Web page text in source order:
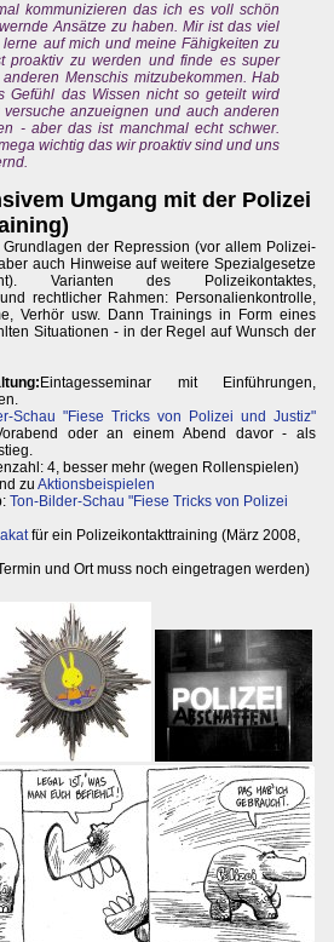
kommunizieren das ich es voll schön
Ansätze zu haben. Mir ist das viel
auf mich und meine Fähigkeiten zu
proaktiv zu werden und finde es super
Menschis mitzubekommen. Hab
Gefühl das Wissen nicht so geteilt wird
anzueignen und auch anderen
- aber das ist manchmal echt schwer.
wichtig das wir proaktiv sind und uns
Umgang mit der Polizei
der Repression (vor allem Polizei-
auch Hinweise auf weitere Spezialgesetze
Varianten des Polizeikontaktes,
rechtlicher Rahmen: Personalienkontrolle,
Verhör usw. Dann Trainings in Form eines
Situationen - in der Regel auf Wunsch der
Eintagesseminar mit Einführungen,
Schau "Fiese Tricks von Polizei und Justiz"
oder an einem Abend davor - als
4, besser mehr (wegen Rollenspielen)
zu Aktionsbeispielen
Ton-Bilder-Schau "Fiese Tricks von Polizei
für ein Polizeikontakttraining (März 2008,
und Ort muss noch eingetragen werden)